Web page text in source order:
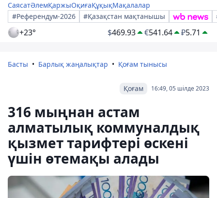
СаясатӘлемҚаржыОқиғаҚұқықМақалалар
#Референдум-2026
#Қазақстан мақтанышы
+23° $469.93 €541.64 ₽5.71
Басты Барлық жаңалықтар Қоғам тынысы
16:49, 05 шілде 2023
Қоғам
316 мыңнан астам
алматылық коммуналдық
қызмет тарифтері өскені
үшін өтемақы алады